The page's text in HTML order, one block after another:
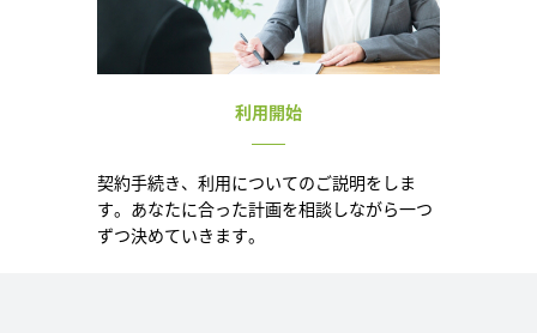
利用開始
契約手続き、利用についてのご説明をしま
す。あなたに合った計画を相談しながら一つ
ずつ決めていきます。